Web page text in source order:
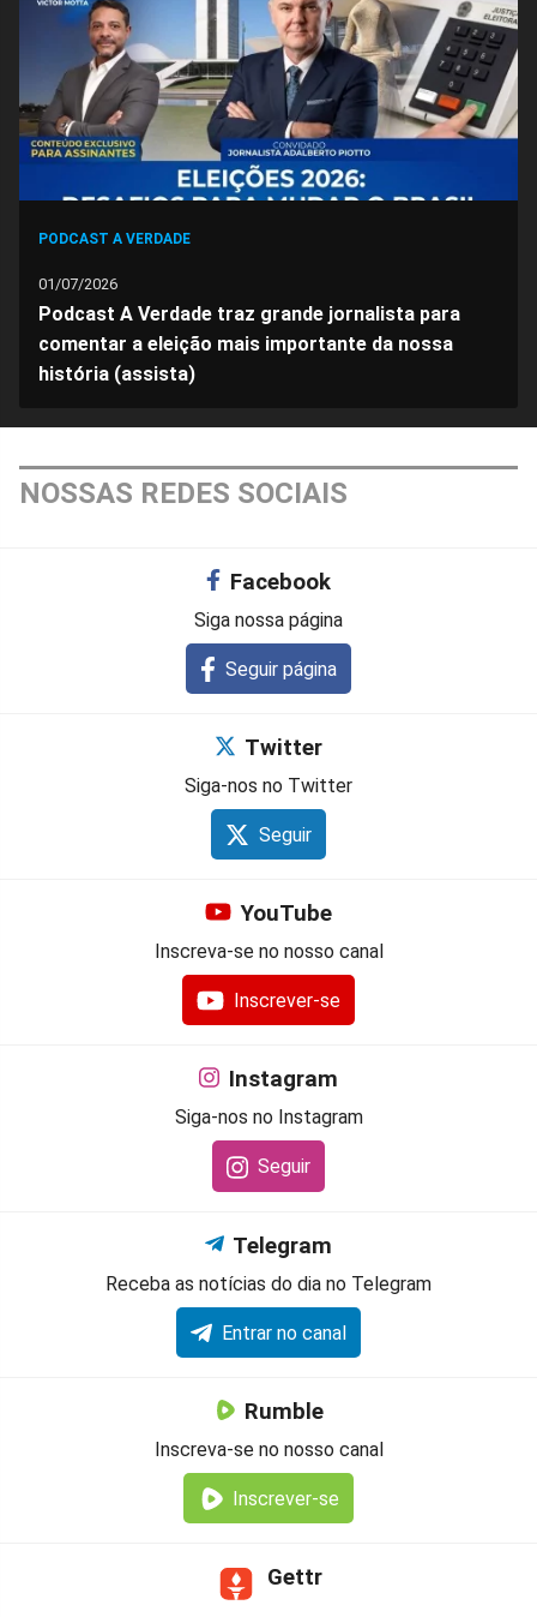
PODCAST A VERDADE
01/07/2026
Podcast A Verdade traz grande jornalista para
comentar a eleição mais importante da nossa
história (assista)
NOSSAS REDES SOCIAIS
Facebook
Siga nossa página
Seguir página
Twitter
Siga-nos no Twitter
Seguir
YouTube
Inscreva-se no nosso canal
Inscrever-se
Instagram
Siga-nos no Instagram
Seguir
Telegram
Receba as notícias do dia no Telegram
Entrar no canal
Rumble
Inscreva-se no nosso canal
Inscrever-se
Gettr